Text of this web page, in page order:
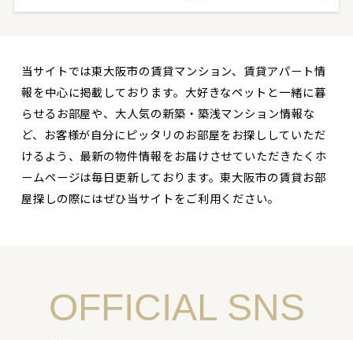
当サイトでは東大阪市の賃貸マンション、賃貸アパート情
報を中心に掲載しております。大好きなペットと一緒に暮
らせるお部屋や、大人気の新築・築浅マンション情報な
ど、お客様が自分にピッタリのお部屋をお探ししていただ
けるよう、最新の物件情報をお届けさせていただきたくホ
ームページは毎日更新しております。東大阪市の賃貸お部
屋探しの際にはぜひ当サイトをご利用ください。
OFFICIAL SNS